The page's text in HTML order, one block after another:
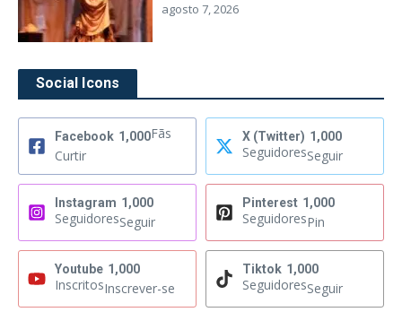
agosto 7, 2026
Social Icons
Facebook 1,000Fãs
Curtir
X (Twitter) 1,000
SeguidoresSeguir
Instagram 1,000
SeguidoresSeguir
Pinterest 1,000
SeguidoresPin
Youtube 1,000
InscritosInscrever-se
Tiktok 1,000
SeguidoresSeguir